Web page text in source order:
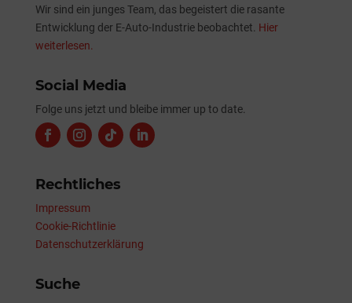
Wir sind ein junges Team, das begeistert die rasante
Entwicklung der E-Auto-Industrie beobachtet. Hier
weiterlesen.
Social Media
Folge uns jetzt und bleibe immer up to date.
Rechtliches
Impressum
Cookie-Richtlinie
Datenschutzerklärung
Suche